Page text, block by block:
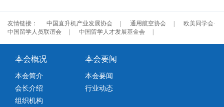
友情链接： 中国直升机产业发展协会 通用航空协会
欧美同学会·
中国留学人员联谊会
中国留学人才发展基金会
本会概况
本会简介
会长介绍
组织机构
本会要闻
本会要闻
行业动态